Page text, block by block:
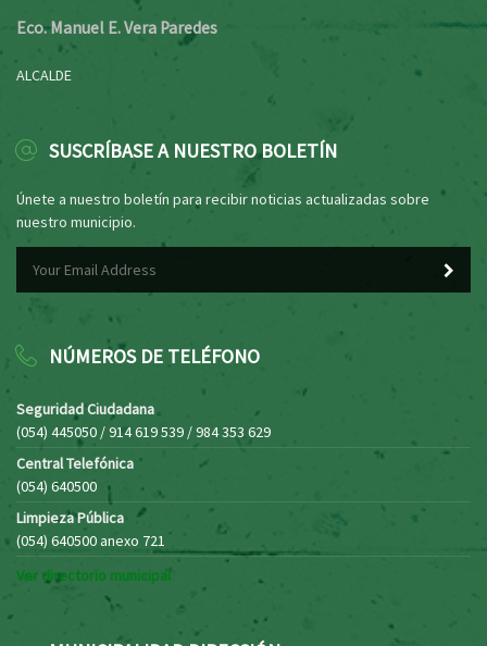
Eco. Manuel E. Vera Paredes
ALCALDE
SUSCRÍBASE A NUESTRO BOLETÍN
Únete a nuestro boletín para recibir noticias actualizadas sobre
nuestro municipio.
NÚMEROS DE TELÉFONO
Seguridad Ciudadana
(054) 445050 / 914 619 539 / 984 353 629
Central Telefónica
(054) 640500
Limpieza Pública
(054) 640500 anexo 721
Ver directorio municipal